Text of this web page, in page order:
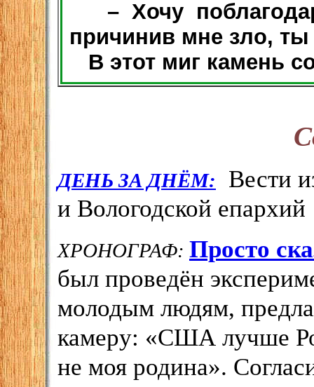
– Хочу
причинив мне зло,
В этот миг камень
ДЕНЬ ЗА ДНЁМ:
Вести
и Вологодской епархий
ХРОНОГРАФ: Просто
был проведён
молодым людям,
камеру: «США лучше
не моя родина».